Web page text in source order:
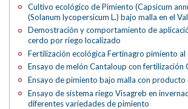
Cultivo ecológico de Pimiento (Capsicum
(Solanum lycopersicum L.) bajo malla en el
Demostración y comportamiento de
cerdo por riego localizado
Fertilización ecológica Fertinagro pimiento al
Ensayo de melón Cantaloup con fertilización
Ensayo de pimiento bajo malla con producto
Ensayo de sistema riego Visagreb en
diferentes variedades de pimiento